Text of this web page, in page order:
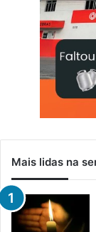
Mais lidas na